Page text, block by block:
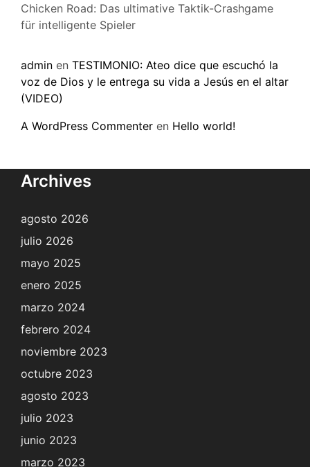
Chicken Road: Das ultimative Taktik-Crashgame
für intelligente Spieler
admin en TESTIMONIO: Ateo dice que escuchó la
voz de Dios y le entrega su vida a Jesús en el altar
(VIDEO)
A WordPress Commenter en Hello world!
Archives
agosto 2026
julio 2026
mayo 2025
enero 2025
marzo 2024
febrero 2024
noviembre 2023
octubre 2023
agosto 2023
julio 2023
junio 2023
marzo 2023